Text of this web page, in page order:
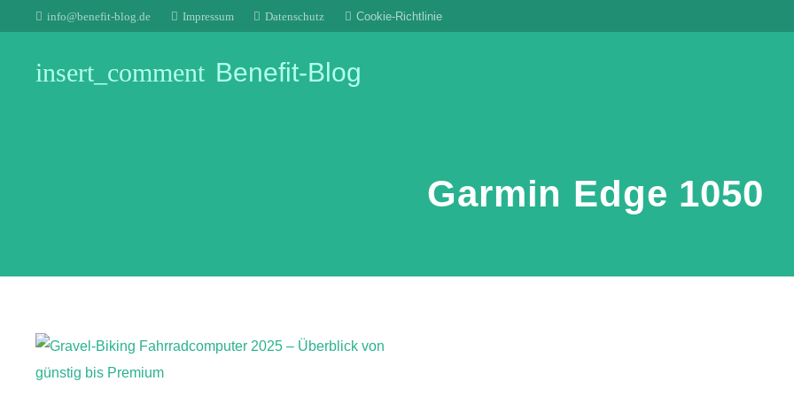
info@benefit-blog.de Impressum Datenschutz Cookie-Richtlinie
insert_comment Benefit-Blog
Garmin Edge 1050